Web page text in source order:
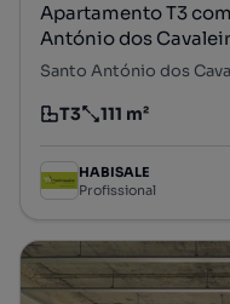
Apartamento T3
António dos
Tipologia
T3
Preço por metro
111 m²
HABISALE
Profissional